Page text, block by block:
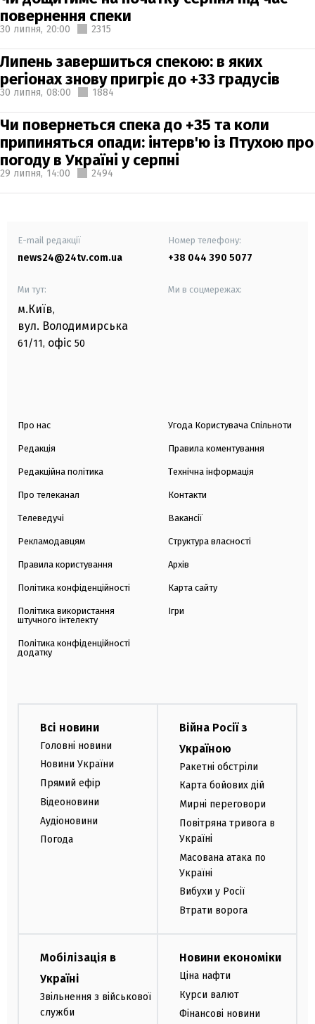
повернення спеки
30 липня, 20:00 2315
Липень завершиться спекою: в яких
регіонах знову пригріє до +33 градусів
30 липня, 08:00 1884
Чи повернеться спека до +35 та коли
припиняться опади: інтерв'ю із Птухою про
погоду в Україні у серпні
29 липня, 14:00 2494
E-mail редакції
news24@24tv.com.ua
Номер телефону:
+38 044 390 5077
Ми тут:
м.Київ,
вул. Володимирська
61/11, офіс 50
Ми в соцмережах:
Про нас
Редакція
Редакційна політика
Про телеканал
Телеведучі
Рекламодавцям
Правила користування
Політика конфіденційності
Політика використання
штучного інтелекту
Політика конфіденційності
додатку
Угода Користувача Спільноти
Правила коментування
Технічна інформація
Контакти
Вакансії
Структура власності
Архів
Карта сайту
Ігри
Всі новини
Головні новини
Новини України
Прямий ефір
Відеоновини
Аудіоновини
Погода
Війна Росії з
Україною
Ракетні обстріли
Карта бойових дій
Мирні переговори
Повітряна тривога в
Україні
Масована атака по
Україні
Вибухи у Росії
Втрати ворога
Мобілізація в
Україні
Звільнення з військової
служби
Новини економіки
Ціна нафти
Курси валют
Фінансові новини